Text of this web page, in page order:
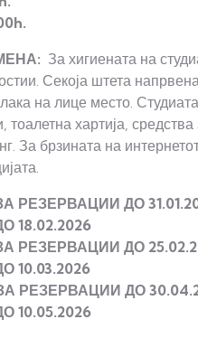
За хигиената на
Секоја штета
на лице место.
тоалетна хартија, средства
За брзината на
РЕЗЕРВАЦИИ ДО
18.02.2026
РЕЗЕРВАЦИИ ДО
10.03.2026
РЕЗЕРВАЦИИ ДО
10.05.2026